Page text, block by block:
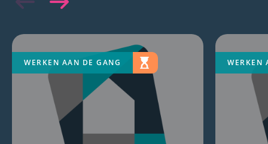
WERKEN AAN DE GANG WERKEN